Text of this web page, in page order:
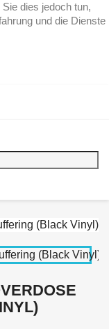
dies jedoch tun,
und die Dienste